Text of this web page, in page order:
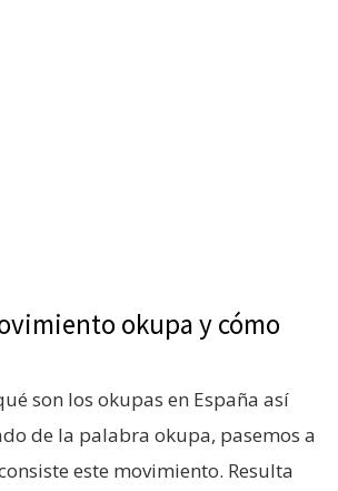
okupa y cómo
son los okupas en España así
de la palabra okupa, pasemos a
este movimiento. Resulta